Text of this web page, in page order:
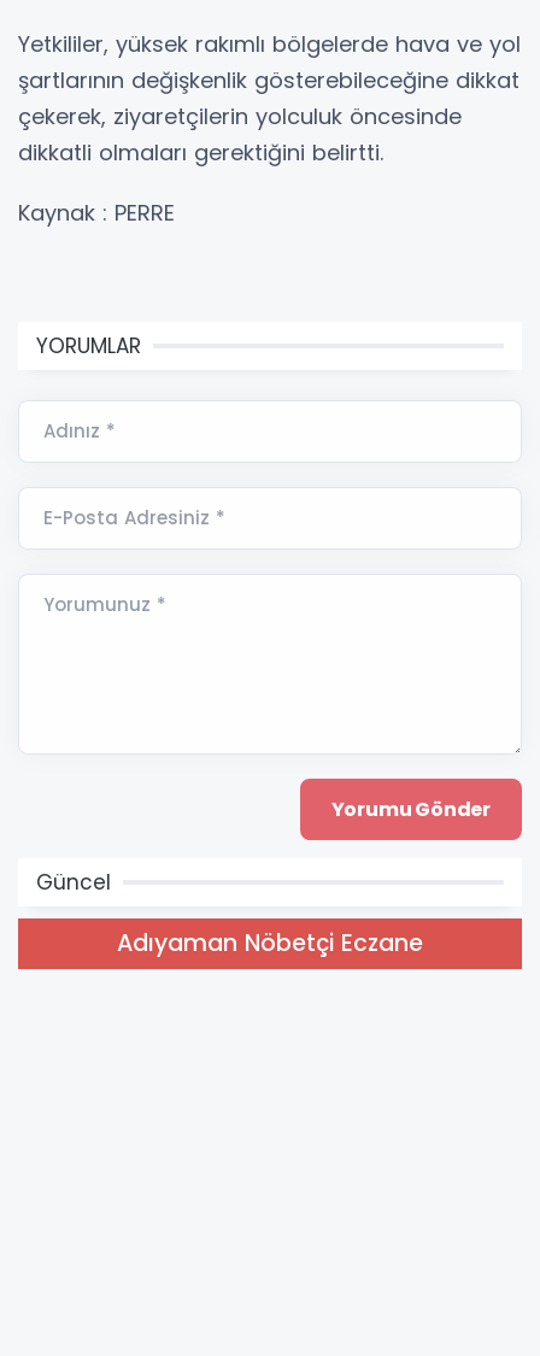
Yetkililer, yüksek rakımlı bölgelerde hava ve yol
şartlarının değişkenlik gösterebileceğine dikkat
çekerek, ziyaretçilerin yolculuk öncesinde
dikkatli olmaları gerektiğini belirtti.
Kaynak : PERRE
YORUMLAR
Adınız *
E-Posta Adresiniz *
Yorumunuz *
Güncel
Adıyaman Nöbetçi Eczane